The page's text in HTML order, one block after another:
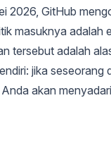
2026, GitHub
masuknya adalah
tersebut adalah
jika
akan